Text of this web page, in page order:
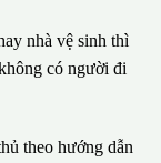
nhà vệ sinh thì
có người đi
theo hướng dẫn